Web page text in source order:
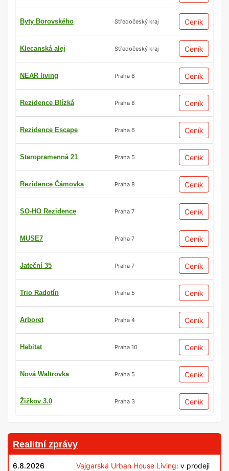
Byty Borovského Středočeský kraj Ceník
Klecanská alej Středočeský kraj Ceník
NEAR living Praha 8 Ceník
Rezidence Blízká Praha 8 Ceník
Rezidence Escape Praha 6 Ceník
Staropramenná 21 Praha 5 Ceník
Rezidence Čámovka Praha 8 Ceník
SO-HO Rezidence Praha 7 Ceník
MUSE7 Praha 7 Ceník
Jateční 35 Praha 7 Ceník
Trio Radotín Praha 5 Ceník
Arboret Praha 4 Ceník
Habitat Praha 10 Ceník
Nová Waltrovka Praha 5 Ceník
Žižkov 3.0 Praha 3 Ceník
Realitní zprávy
6.8.2026 Vajgarská Urban House Living: v prodeji